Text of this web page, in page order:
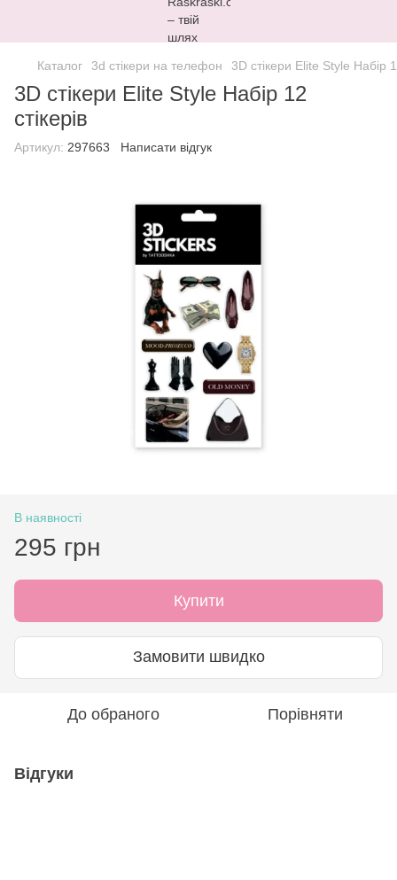
Каталог 3d стікери на телефон 3D стікери Elite Style Набір
3D стікери Elite Style Набір 12
стікерів
Артикул: 297663 Написати відгук
В наявності
295 грн
Купити
Замовити швидко
До обраного Порівняти
Відгуки